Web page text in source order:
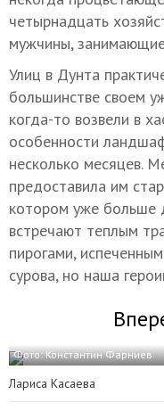
четырнадцать
мужчины,
Улиц в Дунта
большинстве своем
когда-то возвели в
особенности
несколько месяцев.
предоставила им
котором уже больше
встречают теплым
пирогами,
сурова, но наша
Фото: Константин Фарниев
Лариса Касаева